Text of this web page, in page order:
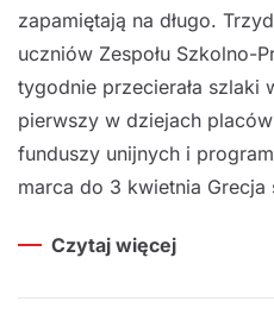
zapamiętają na długo.
uczniów Zespołu Szkolno-
tygodnie przecierała szlaki
pierwszy w dziejach
funduszy unijnych i
marca do 3 kwietnia Grecja
Czytaj więcej